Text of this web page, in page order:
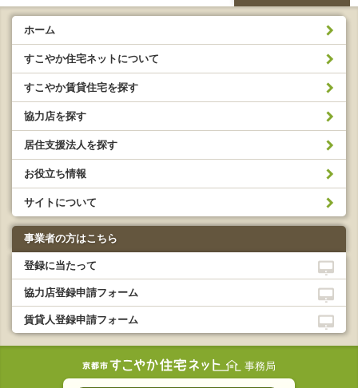
ホーム
すこやか住宅ネットについて
すこやか賃貸住宅を探す
協力店を探す
居住支援法人を探す
お役立ち情報
サイトについて
事業者の方はこちら
登録に当たって
協力店登録申請フォーム
賃貸人登録申請フォーム
事務局